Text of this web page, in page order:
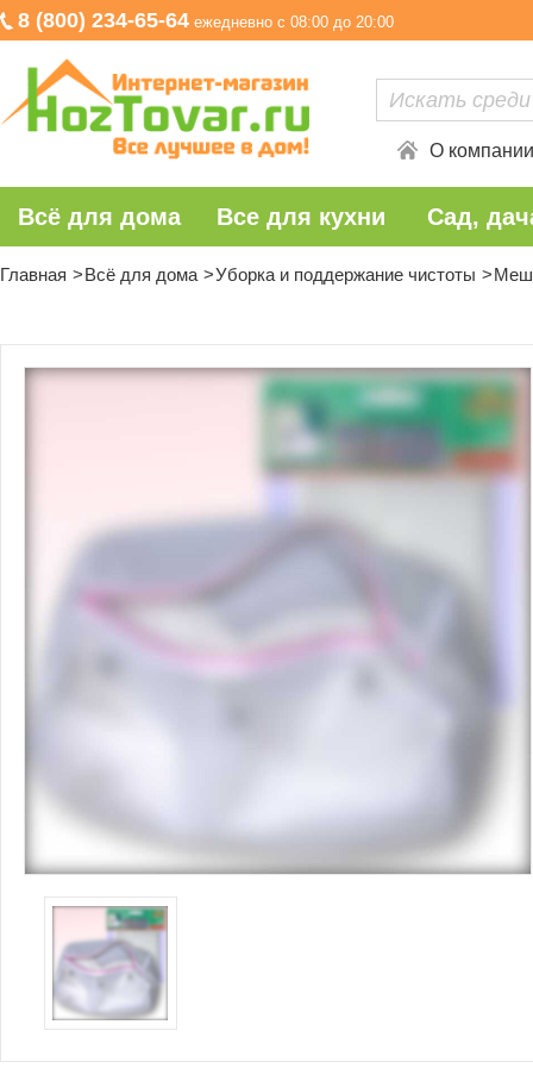
8 (800) 234-65-64 ежедневно с 08:00 до 20:00
О компании
Всё для дома Все для кухни Сад,
Главная Всё для дома Уборка и поддержание чистоты